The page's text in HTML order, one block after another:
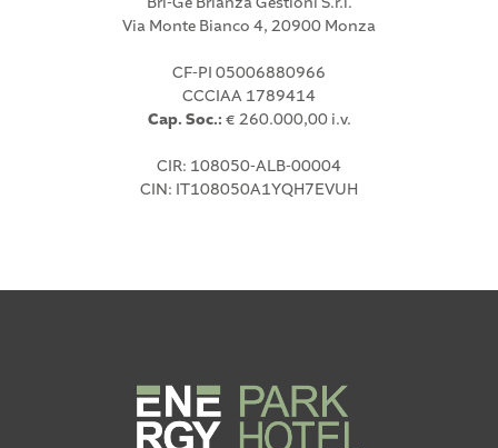
Via Monte Bianco 4, 20900 Monza
CF-PI 05006880966
CCCIAA 1789414
Cap. Soc.: € 260.000,00 i.v.
CIR: 108050-ALB-00004
CIN: IT108050A1YQH7EVUH